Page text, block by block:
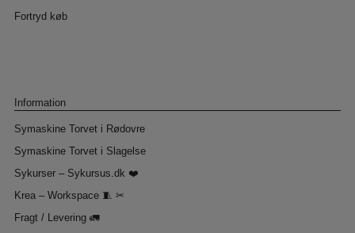
Fortryd køb
Information
Symaskine Torvet i Rødovre
Symaskine Torvet i Slagelse
Sykurser – Sykursus.dk ❤️
Krea – Workspace 🧵 ✂
Fragt / Levering 🚛